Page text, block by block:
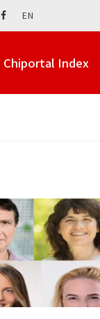
EN
Chiportal Index